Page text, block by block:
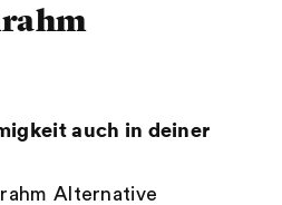
auch in deiner
Alternative